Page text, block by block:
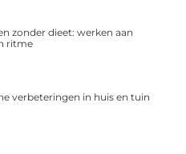
zonder dieet: werken aan
ritme
verbeteringen in huis en tuin